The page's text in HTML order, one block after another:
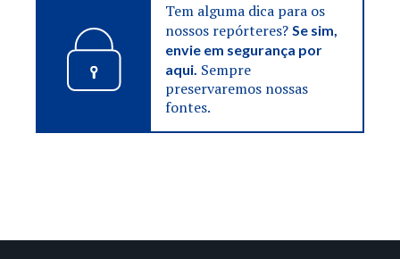
Tem alguma dica para os
nossos repórteres?Se sim,
envie em segurança por
aqui. Sempre
preservaremos nossas
fontes.